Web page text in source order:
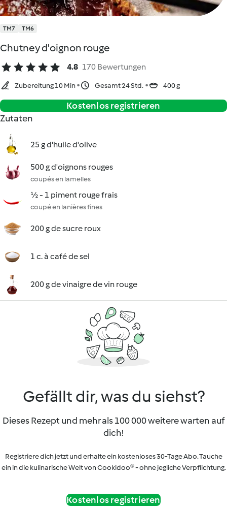
TM7 TM6
Chutney d'oignon rouge
4.8 170 Bewertungen
Zubereitung 10 Min Gesamt 24 Std. 400 g
Kostenlos registrieren
Zutaten
25 g d'huile d'olive
500 g d'oignons rouges
coupés en lamelles
½ - 1 piment rouge frais
coupé en lanières fines
200 g de sucre roux
1 c. à café de sel
200 g de vinaigre de vin rouge
Gefällt dir, was du siehst?
Dieses Rezept und mehr als 100 000 weitere warten auf
dich!
Registriere dich jetzt und erhalte ein kostenloses 30-Tage Abo. Tauche
ein in die kulinarische Welt von Cookidoo® - ohne jegliche Verpflichtung.
Kostenlos registrieren